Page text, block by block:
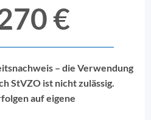
€
– die Verwendung
StVZO ist nicht zulässig.
auf eigene